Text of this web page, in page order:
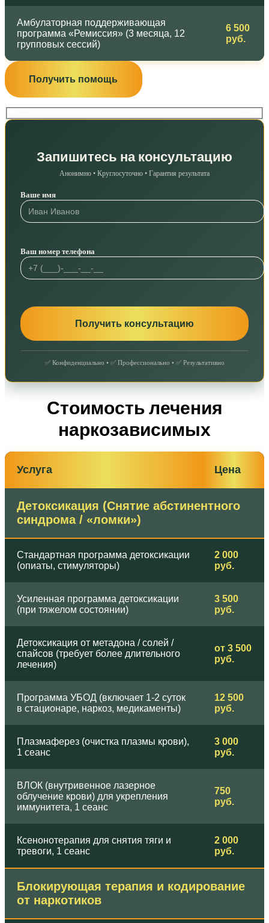
Амбулаторная поддерживающая
программа «Ремиссия» (3 месяца, 12
групповых сессий)
6 500
руб.
Получить помощь
Запишитесь на консультацию
Анонимно • Круглосуточно • Гарантия результата
Ваше имя
Ваш номер телефона
✅ Конфиденциально • ✅ Профессионально • ✅ Результативно
Стоимость лечения
наркозависимых
Услуга Цена
Детоксикация (Снятие абстинентного
синдрома / «ломки»)
Стандартная программа детоксикации
(опиаты, стимуляторы)
2 000
руб.
Усиленная программа детоксикации
(при тяжелом состоянии)
3 500
руб.
Детоксикация от метадона / солей /
спайсов (требует более длительного
лечения)
от 3 500
руб.
Программа УБОД (включает 1-2 суток
в стационаре, наркоз, медикаменты)
12 500
руб.
Плазмаферез (очистка плазмы крови),
1 сеанс
3 000
руб.
ВЛОК (внутривенное лазерное
облучение крови) для укрепления
иммунитета, 1 сеанс
750
руб.
Ксенонотерапия для снятия тяги и
тревоги, 1 сеанс
2 000
руб.
Блокирующая терапия и кодирование
от наркотиков